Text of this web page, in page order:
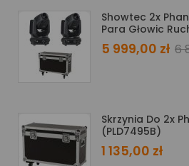
Showtec 2x
Para Głowic
5 999,00 zł 6
Skrzynia Do 2x
(PLD7495B)
1 135,00 zł